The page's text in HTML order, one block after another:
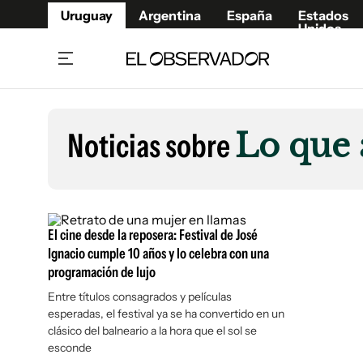
Uruguay Argentina España
Estados
Unidos
Beneficios Member
Café y Negocios
Economía y Empresas
Agro
Brand Studio
Mundo
Cultura y Espectáculos
Noticias sobreLo que
El cine desde la reposera: Festival de José
Ignacio cumple 10 años y lo celebra con una
programación de lujo
Entre títulos consagrados y películas
esperadas, el festival ya se ha convertido en un
clásico del balneario a la hora que el sol se
esconde